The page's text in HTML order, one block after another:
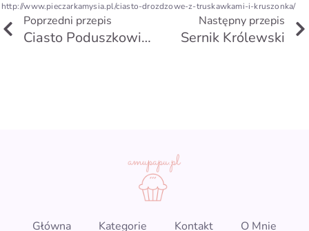
http://www.pieczarkamysia.pl/ciasto-drozdzowe-z-truskawkami-i-kruszonka/
Prev
Poprzedni przepis
Ciasto Poduszkowiec
Następny przepis
Sernik Królewski
Główna Kategorie Kontakt O Mnie